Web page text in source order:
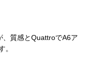
、質感とQuattroでA6ア
。